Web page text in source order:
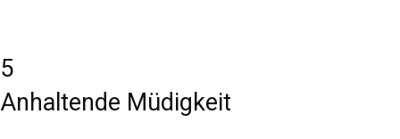
5
Anhaltende Müdigkeit